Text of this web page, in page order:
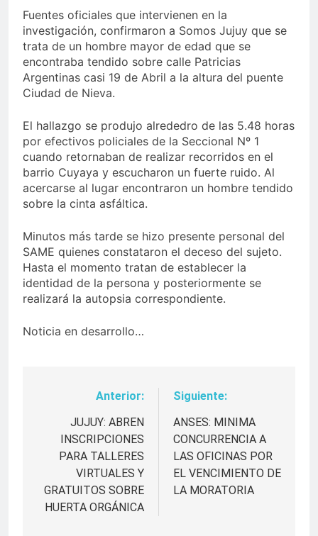
Fuentes oficiales que intervienen en la
investigación, confirmaron a Somos Jujuy que se
trata de un hombre mayor de edad que se
encontraba tendido sobre calle Patricias
Argentinas casi 19 de Abril a la altura del puente
Ciudad de Nieva.
El hallazgo se produjo alrededro de las 5.48 horas
por efectivos policiales de la Seccional Nº 1
cuando retornaban de realizar recorridos en el
barrio Cuyaya y escucharon un fuerte ruido. Al
acercarse al lugar encontraron un hombre tendido
sobre la cinta asfáltica.
Minutos más tarde se hizo presente personal del
SAME quienes constataron el deceso del sujeto.
Hasta el momento tratan de establecer la
identidad de la persona y posteriormente se
realizará la autopsia correspondiente.
Noticia en desarrollo…
Navegación
entradas
Anterior:
JUJUY: ABREN
INSCRIPCIONES
PARA TALLERES
VIRTUALES Y
GRATUITOS SOBRE
HUERTA ORGÁNICA
Siguiente:
ANSES: MINIMA
CONCURRENCIA A
LAS OFICINAS POR
EL VENCIMIENTO DE
LA MORATORIA